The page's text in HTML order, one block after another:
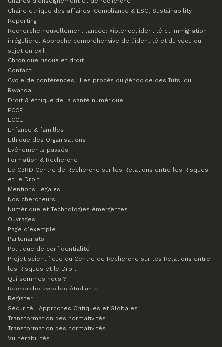
Chaire ethique des affaires: Compliance & ESG, Sustainability
Reporting
Recherche nouvellement lancée: Violence, identité et immigration
irrégulière. Approche compréhensive de l’identité et du vécu du
sujet en exil
Chronique risque et droit
Contact
Cycle de conférences : Les procès du génocide des Tutsi du
Rwanda
Droit & éthique de la santé numérique
ECCE
ECCE
Enfance & familles
Ethique des Organisations
Evénements passés
Formation & Recherche
Le C3RD Centre de Recherche sur les Relations entre les Risques
et le Droit
Mentions Légales
Nos chercheurs
Numérique et Technologies émergentes
Ouvrages
Page d’exemple
Partenariats
Politique de confidentialité
Projet scientifique du Centre de Recherche sur les Relations entre
les Risques et le Droit
Qui sommes nous ?
Recherche avec les étudiants
Register
Sécurité : Approches Critiques et Globales
Transformation des normativités
Transformation des normativités
Vulnérabilités